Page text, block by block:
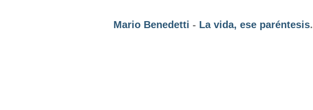
Mario Benedetti - La vida, ese paréntesis.